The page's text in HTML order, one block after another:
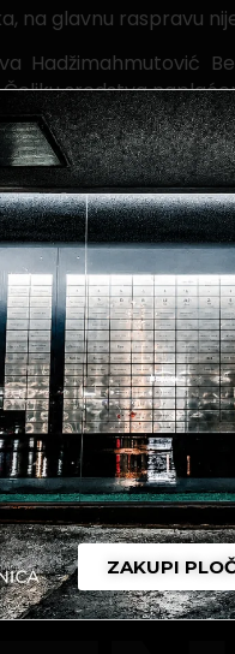
na glavnu raspravu
Hadžimahmutović
sredstva
dana.
ZAKUPI